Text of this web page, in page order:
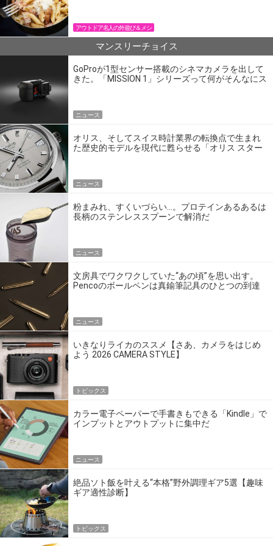
アウトドア名人の外遊び＆メシ
マンスリーチョイス
GoProが1型センサー搭載のシネマカメラを出して
きた。「MISSION 1」シリーズって何がそんなにス
ニュース
オリス、そしてスイス時計業界の転換点で生まれ
た歴史的モデルを現代に甦らせる「オリス スター
ニュース
粉まみれ、すくいづらい…。プロテインあるあるは
長柄のステンレススプーンで解消だ
ニュース
文房具でワクワクしていた“あの頃”を思い出す。
Pencoのボールペンは真鍮筆記具のひとつの到達
ニュース
いきなりライカのススメ【さあ、カメラをはじめ
よう 2026 CAMERA STYLE】
トピックス
カラー電子ペーパーで手書きもできる「Kindle」で
インプットとアウトプットに集中だ
ニュース
絶品ソト飯を叶える“本格”野外調理ギア5選【趣味
ギア適性診断】
トピックス